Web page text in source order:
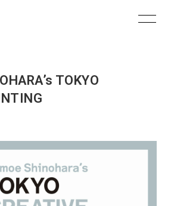
TOKYO